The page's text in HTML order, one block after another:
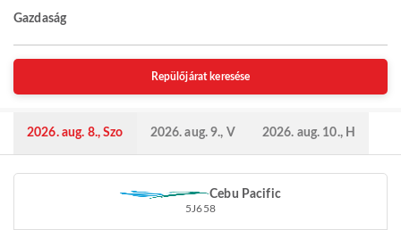
Gazdaság
Repülőjárat keresése
2026. aug. 8., Szo 2026. aug. 9., V 2026. aug. 10., H
Cebu Pacific
5J658